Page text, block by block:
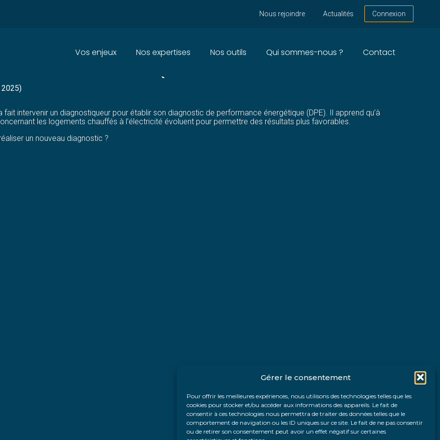
Gérer le consentement
Pour offrir les meilleures expériences, nous utilisons des technologies telles que les
cookies pour stocker et/ou accéder aux informations des appareils. Le fait de
consentir à ces technologies nous permettra de traiter des données telles que le
comportement de navigation ou les ID uniques sur ce site. Le fait de ne pas consentir
ou de retirer son consentement peut avoir un effet négatif sur certaines
Nous rejoindre Actualités Connexion
Principal
Vos enjeux Nos expertises Nos outils Qui sommes-nous ? Contact
AUTOMATIQUE ?
intervenir un diagnostiqueur pour établir son diagnostic de performance énergétique (DPE). Il apprend qu’à
les logements chauffés à l’électricité évoluent pour permettre des résultats plus favorables.
un nouveau diagnostic ?